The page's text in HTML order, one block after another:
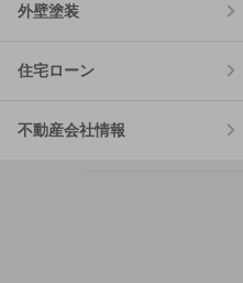
外壁塗装
住宅ローン
不動産会社情報